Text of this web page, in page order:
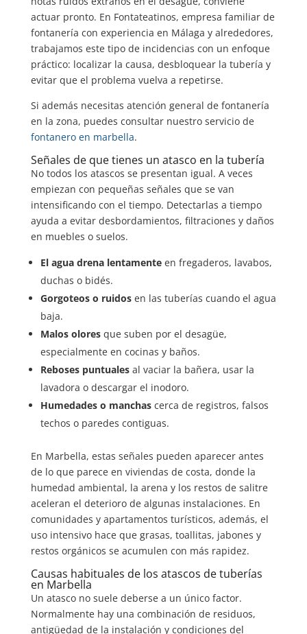
actuar pronto. En Fontateatinos, empresa familiar de
fontanería con experiencia en Málaga y alrededores,
trabajamos este tipo de incidencias con un enfoque
práctico: localizar la causa, desbloquear la tubería y
evitar que el problema vuelva a repetirse.
Si además necesitas atención general de fontanería
en la zona, puedes consultar nuestro servicio de
fontanero en marbella.
Señales de que tienes un atasco en la tubería
No todos los atascos se presentan igual. A veces
empiezan con pequeñas señales que se van
intensificando con el tiempo. Detectarlas a tiempo
ayuda a evitar desbordamientos, filtraciones y daños
en muebles o suelos.
El agua drena lentamenteen fregaderos, lavabos,
duchas o bidés.
Gorgoteos o ruidosen las tuberías cuando el agua
baja.
Malos oloresque suben por el desagüe,
especialmente en cocinas y baños.
Reboses puntualesal vaciar la bañera, usar la
lavadora o descargar el inodoro.
Humedades o manchascerca de registros, falsos
techos o paredes contiguas.
En Marbella, estas señales pueden aparecer antes
de lo que parece en viviendas de costa, donde la
humedad ambiental, la arena y los restos de salitre
aceleran el deterioro de algunas instalaciones. En
comunidades y apartamentos turísticos, además, el
uso intensivo hace que grasas, toallitas, jabones y
restos orgánicos se acumulen con más rapidez.
Causas habituales de los atascos de tuberías
en Marbella
Un atasco no suele deberse a un único factor.
Normalmente hay una combinación de residuos,
antigüedad de la instalación y condiciones del